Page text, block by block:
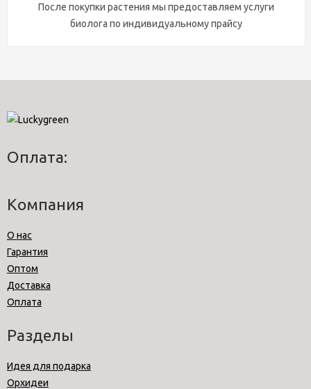
После покупки растения мы предоставляем услуги
биолога по индивидуальному прайсу
Оплата:
Компания
О нас
Гарантия
Оптом
Доставка
Оплата
Разделы
Идея для подарка
Орхидеи